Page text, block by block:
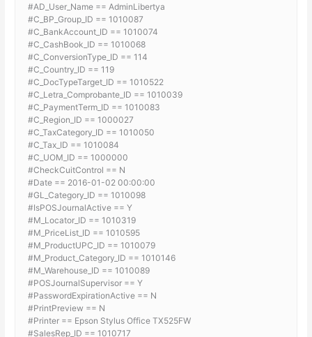
#AD_User_Name == AdminLibertya
#C_BP_Group_ID == 1010087
#C_BankAccount_ID == 1010074
#C_CashBook_ID == 1010068
#C_ConversionType_ID == 114
#C_Country_ID == 119
#C_DocTypeTarget_ID == 1010522
#C_Letra_Comprobante_ID == 1010039
#C_PaymentTerm_ID == 1010083
#C_Region_ID == 1000027
#C_TaxCategory_ID == 1010050
#C_Tax_ID == 1010084
#C_UOM_ID == 1000000
#CheckCuitControl == N
#Date == 2016-01-02 00:00:00
#GL_Category_ID == 1010098
#IsPOSJournalActive == Y
#M_Locator_ID == 1010319
#M_PriceList_ID == 1010595
#M_ProductUPC_ID == 1010079
#M_Product_Category_ID == 1010146
#M_Warehouse_ID == 1010089
#POSJournalSupervisor == Y
#PasswordExpirationActive == N
#PrintPreview == N
#Printer == Epson Stylus Office TX525FW
#SalesRep_ID == 1010717